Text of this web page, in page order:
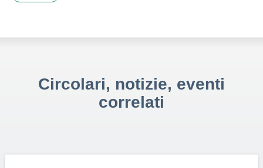
Circolari, notizie, eventi
correlati